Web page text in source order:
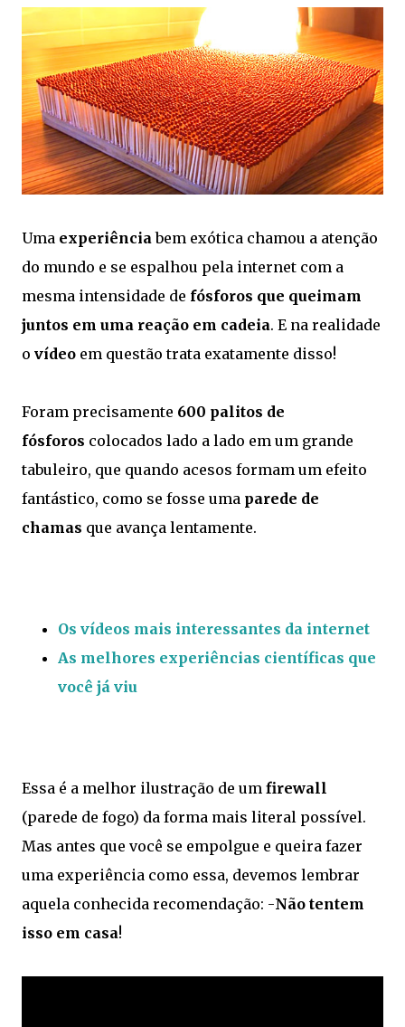
Uma experiênciabem exótica chamou a atenção
do mundo e se espalhou pela internet com a
mesma intensidade de fósforos que queimam
juntos em uma reação em cadeia. E na realidade
o vídeo em questão trata exatamente disso!
Foram precisamente 600 palitos de
fósforos colocados lado a lado em um grande
tabuleiro, que quando acesos formam um efeito
fantástico, como se fosse uma parede de
chamas que avança lentamente.
Os vídeos mais interessantes da internet
As melhores experiências científicas que
você já viu
Essa é a melhor ilustração de um firewall
(parede de fogo) da forma mais literal possível.
Mas antes que você se empolgue e queira fazer
uma experiência como essa, devemos lembrar
aquela conhecida recomendação: -Não tentem
isso em casa!